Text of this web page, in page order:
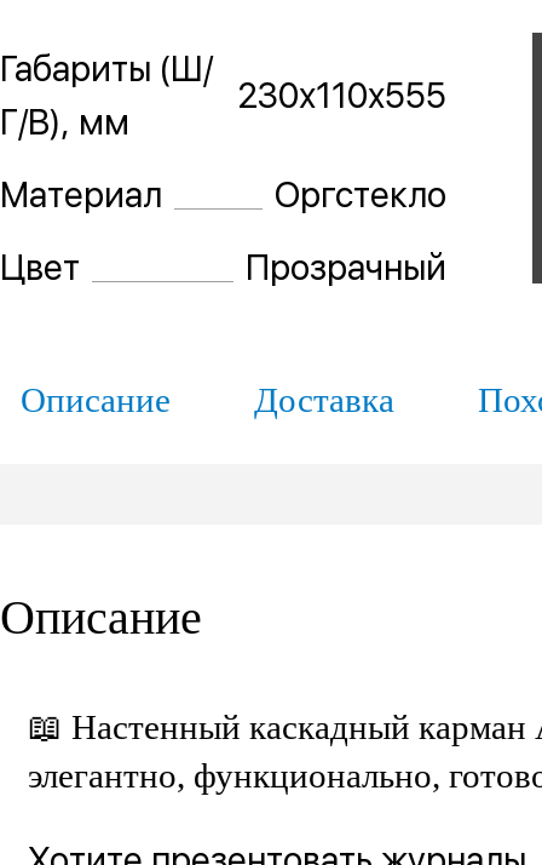
Габариты (Ш/
Г/В), мм
230х110х555
Материал
Оргстекло
Цвет
Прозрачный
Описание Доставка
Описание
📖 Настенный каскадный
элегантно, функционально,